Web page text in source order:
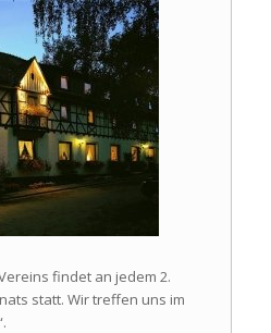
findet an jedem 2.
statt. Wir treffen uns im